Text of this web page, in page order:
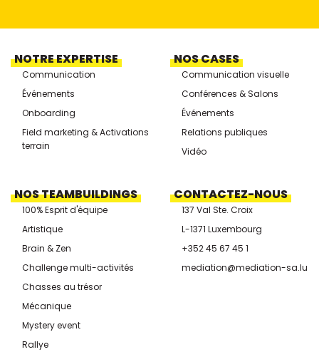
NOTRE EXPERTISE
Communication
Événements
Onboarding
Field marketing & Activations
terrain
NOS CASES
Communication visuelle
Conférences & Salons
Événements
Relations publiques
Vidéo
NOS TEAMBUILDINGS
100% Esprit d'équipe
Artistique
Brain & Zen
Challenge multi-activités
Chasses au trésor
Mécanique
Mystery event
Rallye
CONTACTEZ-NOUS
137 Val Ste. Croix
L-1371 Luxembourg
+352 45 67 45 1
mediation@mediation-sa.lu